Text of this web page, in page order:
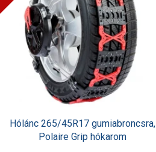
Hólánc 265/45R17 gumiabroncsra,
Polaire Grip hókarom